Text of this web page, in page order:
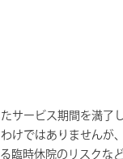
サービス期間を満了
けではありませんが
臨時休院のリスクな